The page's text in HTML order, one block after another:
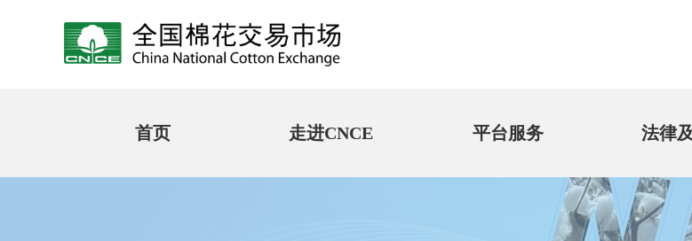
首页 走进CNCE 平台服务 法律